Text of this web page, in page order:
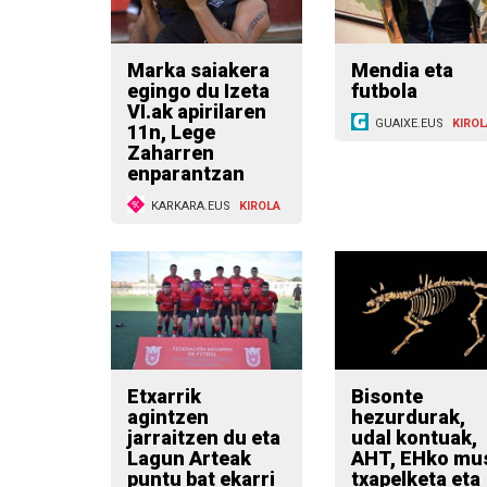
Marka saiakera
egingo du Izeta
VI.ak apirilaren
11n, Lege
Zaharren
enparantzan
KARKARA.EUS KIROLA
Mendia eta
futbola
GUAIXE.EUS
Etxarrik
agintzen
jarraitzen du eta
Lagun Arteak
puntu bat ekarri
Bisonte
hezurdurak,
udal kontuak,
AHT, EHko
txapelketa eta